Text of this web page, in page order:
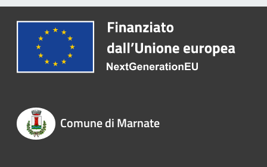
Comune di Marnate